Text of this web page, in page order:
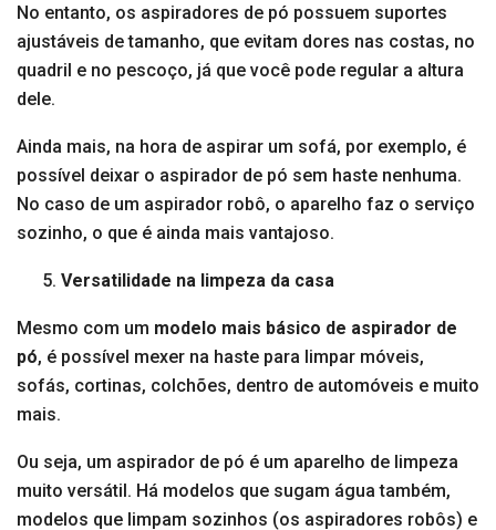
No entanto, os aspiradores de pó possuem suportes
ajustáveis de tamanho, que evitam dores nas costas, no
quadril e no pescoço, já que você pode regular a altura
dele.
Ainda mais, na hora de aspirar um sofá, por exemplo, é
possível deixar o aspirador de pó sem haste nenhuma.
No caso de um aspirador robô, o aparelho faz o serviço
sozinho, o que é ainda mais vantajoso.
Versatilidade na limpeza da casa
Mesmo com um modelo mais básico de aspirador de
pó, é possível mexer na haste para limpar móveis,
sofás, cortinas, colchões, dentro de automóveis e muito
mais.
Ou seja, um aspirador de pó é um aparelho de limpeza
muito versátil. Há modelos que sugam água também,
modelos que limpam sozinhos (os aspiradores robôs) e